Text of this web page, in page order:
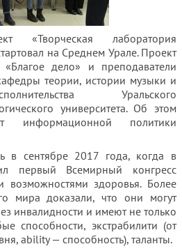
«Творческая лаборатория
на Среднем Урале. Проект
«Благое дело» и преподаватели
теории, истории музыки и
Уральского
университета. Об этом
информационной политики
в сентябре 2017 года, когда в
первый Всемирный конгресс
здоровья. Более
мира доказали, что они могут
инвалидности и имеют не только
способности, экстрабилити (от
ability — способность), таланты.